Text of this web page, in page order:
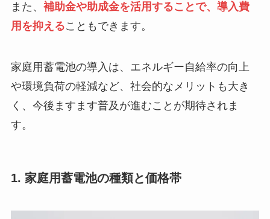
また、 補助金や助成金を活用することで、導入費
用を抑えることもできます。
家庭用蓄電池の導入は、エネルギー自給率の向上
や環境負荷の軽減など、社会的なメリットも大き
く、今後ますます普及が進むことが期待されま
す。
1. 家庭用蓄電池の種類と価格帯